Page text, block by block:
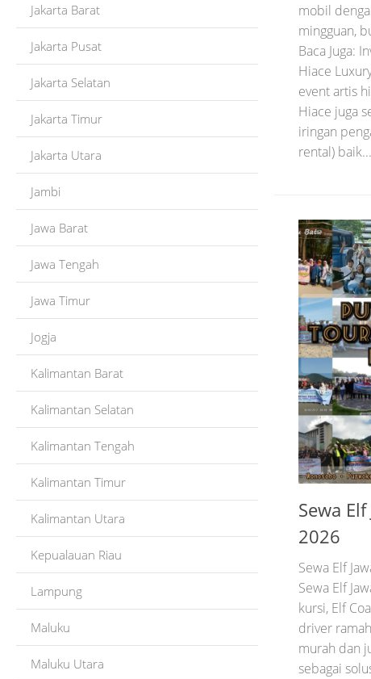
mobil
mingguan,
Baca Juga:
Hiace
event artis
Hiace juga
iringan
rental) baik...
Sewa
2026
Sewa Elf
Sewa Elf
kursi, Elf
driver
murah dan
sebagai
Jakarta Barat
Jakarta Pusat
Jakarta Selatan
Jakarta Timur
Jakarta Utara
Jambi
Jawa Barat
Jawa Tengah
Jawa Timur
Jogja
Kalimantan Barat
Kalimantan Selatan
Kalimantan Tengah
Kalimantan Timur
Kalimantan Utara
Kepualauan Riau
Lampung
Maluku
Maluku Utara